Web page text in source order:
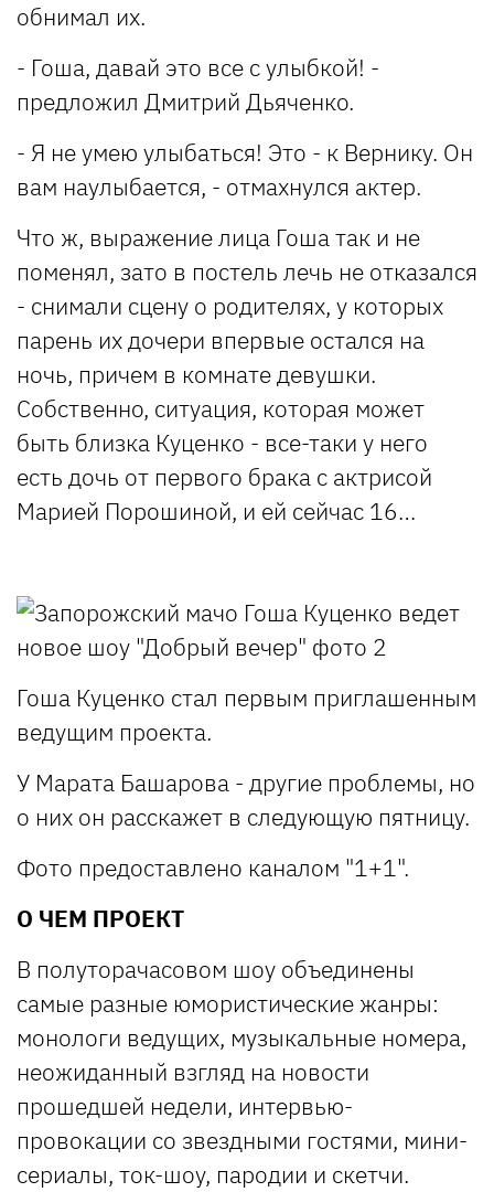
обнимал их.
- Гоша, давай это все с улыбкой! -
предложил Дмитрий Дьяченко.
- Я не умею улыбаться! Это - к Вернику. Он
вам наулыбается, - отмахнулся актер.
Что ж, выражение лица Гоша так и не
поменял, зато в постель лечь не отказался
- снимали сцену о родителях, у которых
парень их дочери впервые остался на
ночь, причем в комнате девушки.
Собственно, ситуация, которая может
быть близка Куценко - все-таки у него
есть дочь от первого брака с актрисой
Марией Порошиной, и ей сейчас 16…
Гоша Куценко стал первым приглашенным
ведущим проекта.
У Марата Башарова - другие проблемы, но
о них он расскажет в следующую пятницу.
Фото предоставлено каналом "1+1".
О ЧЕМ ПРОЕКТ
В полуторачасовом шоу объединены
самые разные юмористические жанры:
монологи ведущих, музыкальные номера,
неожиданный взгляд на новости
прошедшей недели, интервью-
провокации со звездными гостями, мини-
сериалы, ток-шоу, пародии и скетчи.